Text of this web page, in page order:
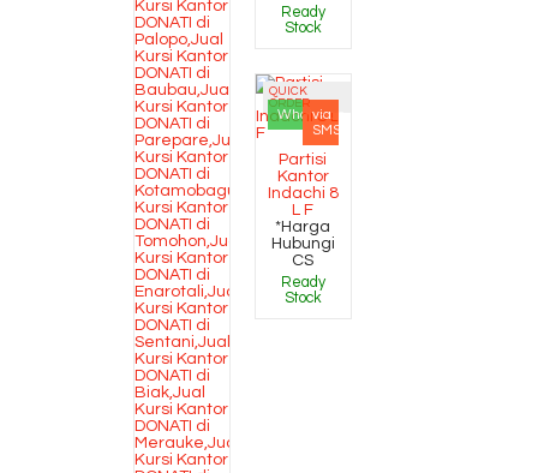
Ready
Stock
QUICK
ORDER
Whatsapp
via
SMS
Partisi
Kantor
Indachi 8
L F
*Harga
Hubungi
CS
Ready
Stock